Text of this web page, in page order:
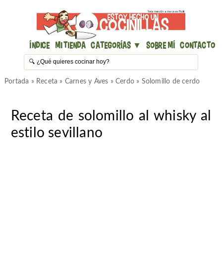
Índice Mi Tienda Categorías ▼ Sobre mí Contacto
Portada » Receta » Carnes y Aves » Cerdo » Solomillo de cerdo
Receta de solomillo al whisky al
estilo sevillano